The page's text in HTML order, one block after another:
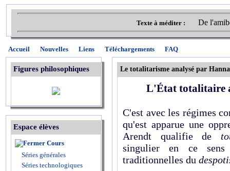
Texte à méditer : De
Accueil Nouvelles Liens Téléchargements FAQ
Figures philosophiques
Espace élèves
Cours
Séries générales
Séries technologiques
Le totalitarisme analysé par
L'État totalitaire
C'est avec les régimes
qu'est apparue une
Arendt qualifie de
singulier en ce
traditionnelles du